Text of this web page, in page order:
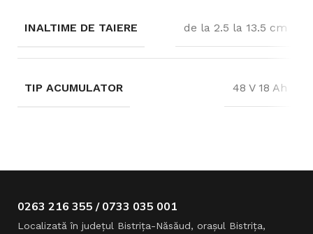
INALTIME DE TAIERE de la 2.5 la 13.5 cm
TIP ACUMULATOR 48 V 18 Ah
0263 216 355 / 0733 035 001
Localizată în judeţul Bistriţa-Năsăud, oraşul Bistriţa,